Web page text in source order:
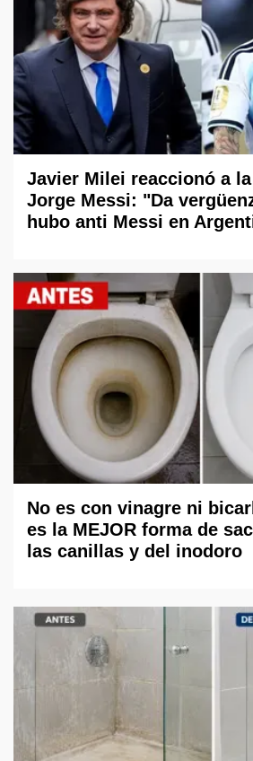
Javier Milei reaccionó a
Jorge Messi: "Da
hubo anti Messi en
No es con vinagre ni
es la MEJOR forma de
las canillas y del inodoro